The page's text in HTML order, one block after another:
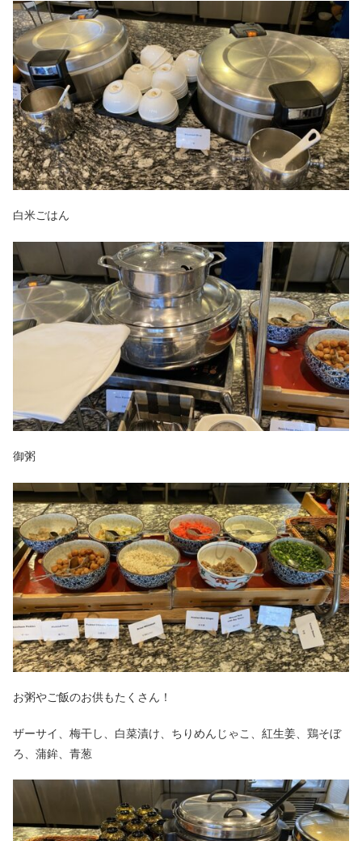
白米ごはん
御粥
お粥やご飯のお供もたくさん！
ザーサイ、梅干し、白菜漬け、ちりめんじゃこ、紅生姜、鶏そぼ
ろ、蒲鉾、青葱